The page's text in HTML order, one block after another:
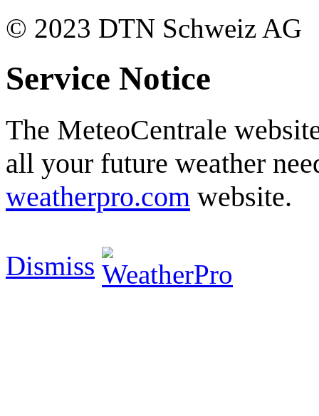
© 2023 DTN Schweiz AG
Service Notice
The MeteoCentrale
all your future weather
weatherpro.com website.
Dismiss